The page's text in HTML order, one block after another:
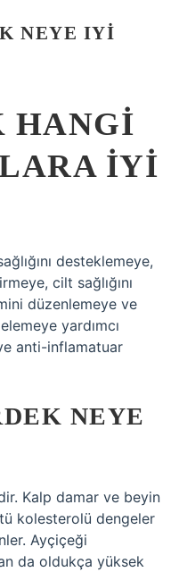
NEYE IYI
HANGI
IYI
desteklemeye,
cilt sağlığını
düzenlemeye ve
yardımcı
anti-inflamatuar
NEYE
Kalp damar ve beyin
kolesterolü dengeler
Ayçiçeği
da oldukça yüksek